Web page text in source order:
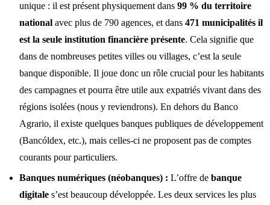
unique : il est présent physiquement dans 99 % du territoire
national avec plus de 790 agences, et dans 471 municipalités il
est la seule institution financière présente. Cela signifie que
dans de nombreuses petites villes ou villages, c’est la seule
banque disponible. Il joue donc un rôle crucial pour les habitants
des campagnes et pourra être utile aux expatriés vivant dans des
régions isolées (nous y reviendrons). En dehors du Banco
Agrario, il existe quelques banques publiques de développement
(Bancóldex, etc.), mais celles-ci ne proposent pas de comptes
courants pour particuliers.
Banques numériques (néobanques) : L’offre de banque
digitale s’est beaucoup développée. Les deux services les plus